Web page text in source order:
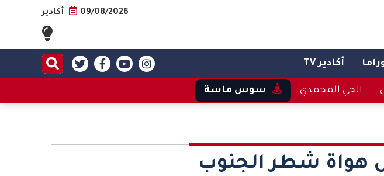
09/08/2026 أكادير
أكادير TV
الحي المحمدي سوس ماسة
هواة شطر الجنوب